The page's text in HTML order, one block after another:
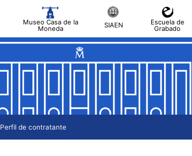
Museo Casa de la
Moneda
SIAEN
Escuela de
Grabado
Perfil de contratante